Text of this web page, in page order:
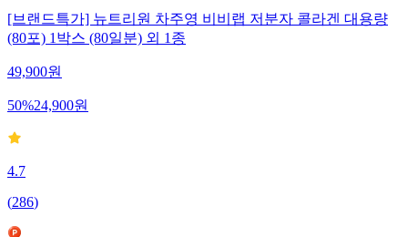
[브랜드특가] 뉴트리원 차주영 비비랩 저분자 콜라겐 대용량
(80포) 1박스 (80일분) 외 1종
49,900원
50%24,900원
4.7
(286)